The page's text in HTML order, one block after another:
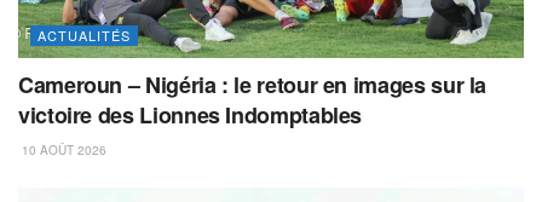
ACTUALITÉS
Cameroun – Nigéria : le retour en images sur la
victoire des Lionnes Indomptables
10 AOÛT 2026